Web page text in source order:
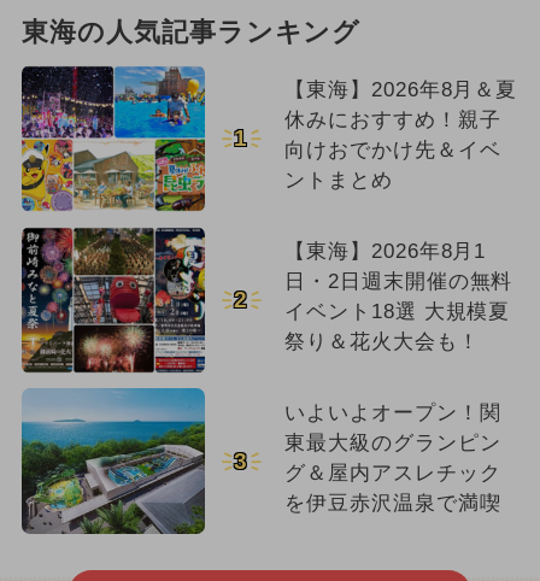
東海の人気記事ランキング
1
【東海】2026年8月＆夏
休みにおすすめ！親子
向けおでかけ先＆イベ
ントまとめ
2
【東海】2026年8月1
日・2日週末開催の無料
イベント18選 大規模夏
祭り＆花火大会も！
3
いよいよオープン！関
東最大級のグランピン
グ＆屋内アスレチック
を伊豆赤沢温泉で満喫